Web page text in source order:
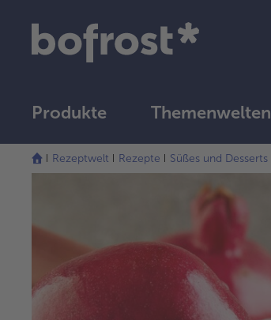
Produkte Themenwelten
Rezeptwelt Rezepte Süßes und Desserts